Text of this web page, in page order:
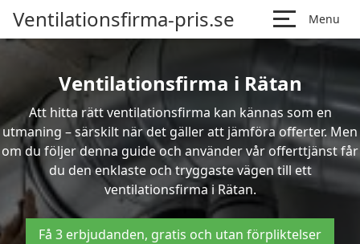
Ventilationsfirma-pris.se Menu
Ventilationsfirma i Rätan
Att hitta rätt ventilationsfirma kan kännas som en
utmaning – särskilt när det gäller att jämföra offerter. Men
om du följer denna guide och använder vår offerttjänst får
du den enklaste och tryggaste vägen till ett
ventilationsfirma i Rätan.
Få 3 erbjudanden, gratis och utan förpliktelser